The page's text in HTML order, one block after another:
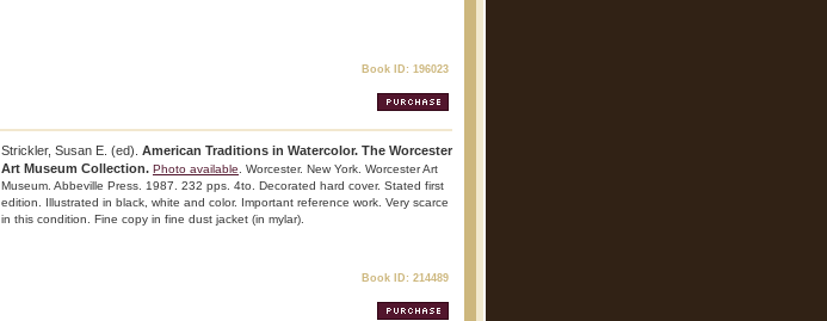
Book ID: 196023
Strickler, Susan E. (ed). American Traditions in Watercolor. The Worcester
Art Museum Collection. Photo available . Worcester. New York. Worcester Art
Museum. Abbeville Press. 1987. 232 pps. 4to. Decorated hard cover. Stated first
edition. Illustrated in black, white and color. Important reference work. Very scarce
in this condition. Fine copy in fine dust jacket (in mylar).
Book ID: 214489